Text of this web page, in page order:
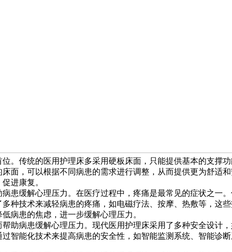
。传统的医用护理床多采用硬板床面，只能提供基本的支撑
面，可以根据不同病患的需求进行调整，从而提供更为舒适
进康复。
患缓解心理压力。在医疗过程中，疼痛是最常见的症状之一
种技术来减轻病患的疼痛，如电磁疗法、按摩、热敷等，这
病患的焦虑，进一步缓解心理压力。
助病患缓解心理压力。现代医用护理床采用了多种安全设计
智能化技术来提高病患的安全性，如智能监测系统、智能诊